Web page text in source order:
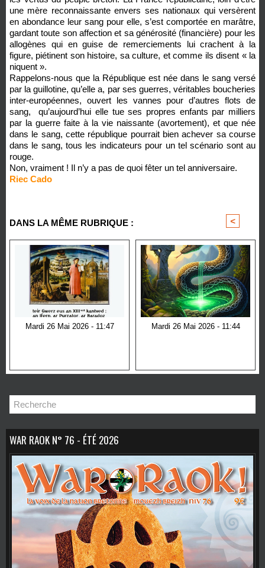
une mère reconnaissante envers ses nationaux qui versèrent
en abondance leur sang pour elle, s’est comportée en marâtre,
gardant toute son affection et sa générosité (financière) pour les
allogènes qui en guise de remerciements lui crachent à la
figure, piétinent son histoire, sa culture, et comme ils disent « la
niquent ».
Rappelons-nous que la République est née dans le sang versé
par la guillotine, qu’elle a, par ses guerres, véritables boucheries
inter-européennes, ouvert les vannes pour d’autres flots de
sang, qu’aujourd’hui elle tue ses propres enfants par milliers
par la guerre faite à la vie naissante (avortement), et que née
dans le sang, cette république pourrait bien achever sa course
dans le sang, tous les indicateurs pour un tel scénario sont au
rouge.
Non, vraiment ! Il n’y a pas de quoi fêter un tel anniversaire.
Riec Cado
DANS LA MÊME RUBRIQUE : <
Mardi 26 Mai 2026 - 11:47 Mardi 26 Mai 2026 - 11:44
Transformation et de
WAR RAOK N° 76 - ÉTÉ 2026